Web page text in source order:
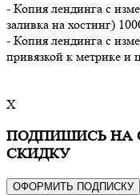
- Копия лендинга с
заливка на хостинг)
- Копия лендинга с
привязкой к метрике и
X
ПОДПИШИСЬ НА
СКИДКУ
ОФОРМИТЬ ПОДПИСКУ